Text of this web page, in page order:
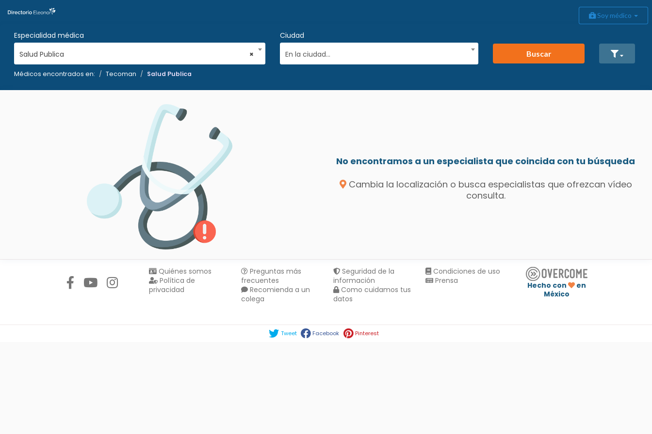
Soy médico
Especialidad médica
×
Salud Publica
Ciudad
En la ciudad...
Buscar
Médicos encontrados en: Tecoman Salud Publica
No encontramos a un especialista que coincida con tu búsqueda
Cambia la localización o busca especialistas que ofrezcan vídeo
consulta.
Quiénes somos
Política de
privacidad
Preguntas más
frecuentes
Recomienda a un
colega
Seguridad de la
información
Como cuidamos tus
datos
Condiciones de uso
Prensa
Hecho con
en
México
Tweet Facebook Pinterest